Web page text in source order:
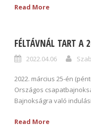
Read More
FÉLTÁVNÁL TART A
2022.04.06
2022. március 25-én
Országos
Bajnokságra való
Read More